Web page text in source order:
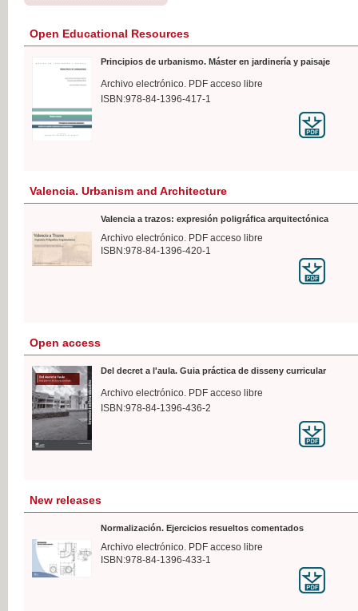
Open Educational Resources
Principios de urbanismo. Máster en jardinería y paisaje
Archivo electrónico. PDF acceso libre
ISBN:978-84-1396-417-1
Valencia. Urbanism and Architecture
Valencia a trazos: expresión poligráfica arquitectónica
Archivo electrónico. PDF acceso libre
ISBN:978-84-1396-420-1
Open access
Del decret a l'aula. Guia práctica de disseny curricular
Archivo electrónico. PDF acceso libre
ISBN:978-84-1396-436-2
New releases
Normalización. Ejercicios resueltos comentados
Archivo electrónico. PDF acceso libre
ISBN:978-84-1396-433-1